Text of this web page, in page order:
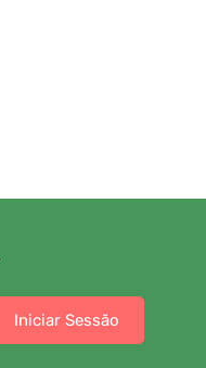
Iniciar Sessão